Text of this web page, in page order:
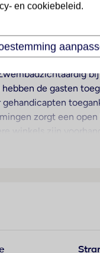
staat de gasten
de gasten
gehandicapten
zorgt een
winkels zijn
Tot de overige
en cookiebeleid.